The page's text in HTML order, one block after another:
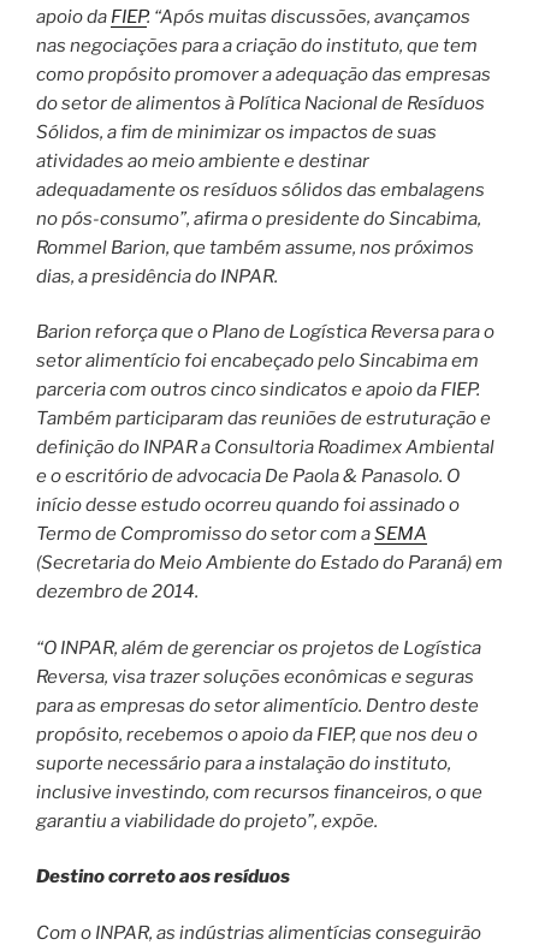
apoio da FIEP. “Após muitas discussões, avançamos
nas negociações para a criação do instituto, que tem
como propósito promover a adequação das empresas
do setor de alimentos à Política Nacional de Resíduos
Sólidos, a fim de minimizar os impactos de suas
atividades ao meio ambiente e destinar
adequadamente os resíduos sólidos das embalagens
no pós-consumo”, afirma o presidente do Sincabima,
Rommel Barion, que também assume, nos próximos
dias, a presidência do INPAR.
Barion reforça que o Plano de Logística Reversa para o
setor alimentício foi encabeçado pelo Sincabima em
parceria com outros cinco sindicatos e apoio da FIEP.
Também participaram das reuniões de estruturação e
definição do INPAR a Consultoria Roadimex Ambiental
e o escritório de advocacia De Paola & Panasolo. O
início desse estudo ocorreu quando foi assinado o
Termo de Compromisso do setor com aSEMA
(Secretaria do Meio Ambiente do Estado do Paraná) em
dezembro de 2014.
“O INPAR, além de gerenciar os projetos de Logística
Reversa, visa trazer soluções econômicas e seguras
para as empresas do setor alimentício. Dentro deste
propósito, recebemos o apoio da FIEP, que nos deu o
suporte necessário para a instalação do instituto,
inclusive investindo, com recursos financeiros, o que
garantiu a viabilidade do projeto”, expõe.
Destino correto aos resíduos
Com o INPAR, as indústrias alimentícias conseguirão